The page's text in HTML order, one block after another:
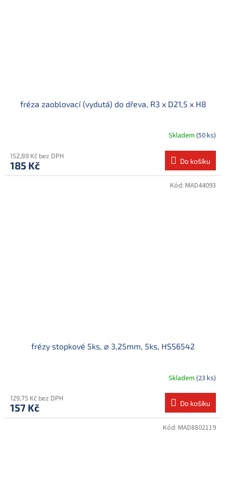
fréza zaoblovací (vydutá) do dřeva, R3 x D21,5 x H8
Skladem (50 ks)
152,89 Kč bez DPH
185 Kč Do košíku
frézy stopkové 5ks, ⌀ 3,25mm, 5ks, HSS6542
Skladem (23 ks)
129,75 Kč bez DPH
157 Kč Do košíku
Kód: MAD44093
Kód: MAD8802119